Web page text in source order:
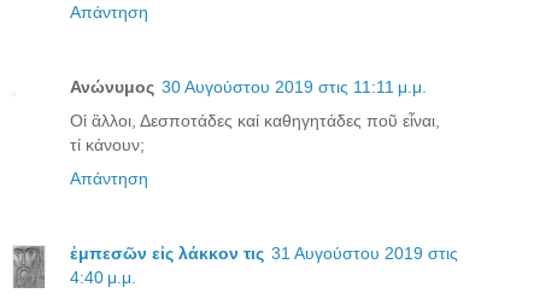
Απάντηση
Ανώνυμος 30 Αυγούστου 2019 στις 11:11 μ.μ.
Οἱ ἂλλοι, Δεσποτάδες καί καθηγητάδες ποῦ εἶναι,
τί κάνουν;
Απάντηση
ἐμπεσῶν εἰς λάκκον τις 31 Αυγούστου 2019 στις
4:40 μ.μ.